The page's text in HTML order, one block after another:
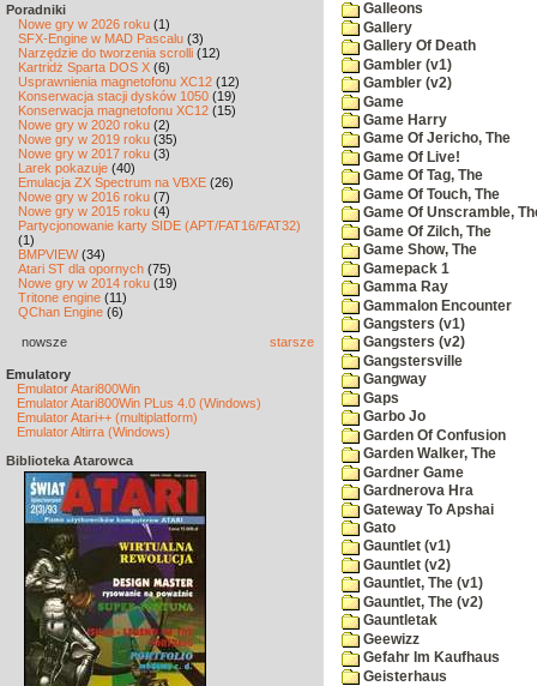
Poradniki
Nowe gry w 2026 roku (1)
SFX-Engine w MAD Pascalu (3)
Narzędzie do tworzenia scrolli (12)
Kartridż Sparta DOS X (6)
Usprawnienia magnetofonu XC12 (12)
Konserwacja stacji dysków 1050 (19)
Konserwacja magnetofonu XC12 (15)
Nowe gry w 2020 roku (2)
Nowe gry w 2019 roku (35)
Nowe gry w 2017 roku (3)
Larek pokazuje (40)
Emulacja ZX Spectrum na VBXE (26)
Nowe gry w 2016 roku (7)
Nowe gry w 2015 roku (4)
Partycjonowanie karty SIDE (APT/FAT16/FAT32)
(1)
BMPVIEW(34)
Atari ST dla opornych (75)
Nowe gry w 2014 roku (19)
Tritone engine (11)
QChan Engine (6)
nowsze starsze
Emulatory
Emulator Atari800Win
Emulator Atari800Win PLus 4.0 (Windows)
Emulator Atari++ (multiplatform)
Emulator Altirra (Windows)
Biblioteka Atarowca
Galleons
Gallery
Gallery Of Death
Gambler (v1)
Gambler (v2)
Game
Game Harry
Game Of Jericho, The
Game Of Live!
Game Of Tag, The
Game Of Touch, The
Game Of Unscramble,
Game Of Zilch, The
Game Show, The
Gamepack 1
Gamma Ray
Gammalon Encounter
Gangsters (v1)
Gangsters (v2)
Gangstersville
Gangway
Gaps
Garbo Jo
Garden Of Confusion
Garden Walker, The
Gardner Game
Gardnerova Hra
Gateway To Apshai
Gato
Gauntlet (v1)
Gauntlet (v2)
Gauntlet, The (v1)
Gauntlet, The (v2)
Gauntletak
Geewizz
Gefahr Im Kaufhaus
Geisterhaus